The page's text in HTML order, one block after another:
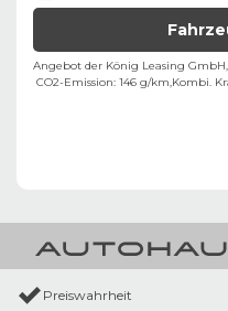
Angebot der König Leasing GmbH,
CO2-Emission: 146 g/km,Kombi.
Preiswahrheit